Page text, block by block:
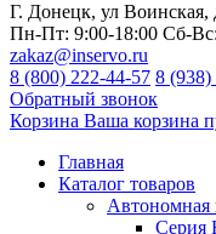
Г. Донецк, ул Воинская,
Пн-Пт: 9:00-18:00 Сб-Вс:
zakaz@inservo.ru
8 (800) 222-44-57 8 (938)
Обратный звонок
Корзина Ваша корзина
Главная
Каталог товаров
Автономная
Серия